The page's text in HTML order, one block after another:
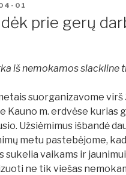
01
prie gerų
iš nemokamos slackline
suorganizavome
Kauno m. erdvėse kurias
Užsiėmimus išbandė
metu pastebėjome,
sukelia vaikams ir
ne tik viešas